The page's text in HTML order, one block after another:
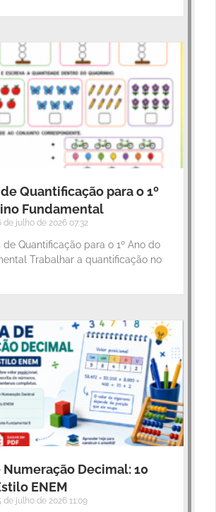
Quantificação para o 1º
Fundamental
de julho de 2026 07:32
Quantificação para o 1º Ano do
Trabalhar a quantificação no
Decimal: 10
ENEM
de julho de 2026 11:09